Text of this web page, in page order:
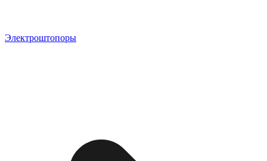
Электроштопоры